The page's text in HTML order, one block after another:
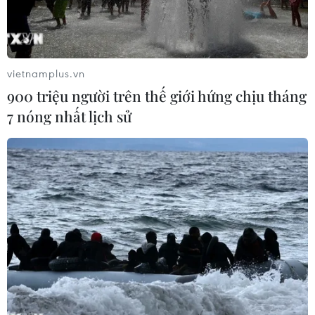
nương tựa.
Bé gái lưu luyến tạm biệt ông trong khu cách ly. (Nguồn: Bệnh
viện Nhi đồng Thành phố Hồ Chí Minh)
"Nhìn cảnh này xót ghê. Mẹ mất do đột quỵ. Bé
mới 7 tuổi ở với ông bà ngoại từ nhỏ, không biết
mặt ba. Ông bà cháu bị dương tính. Bà mất sau
vài ngày nhập viện. Hai ông cháu đau lòng qua
cách ly tại bệnh viện dã chiến số 4, ông còn
vietnamplus.vn
900 triệu người trên thế giới hứng chịu tháng
7 nóng nhất lịch sử